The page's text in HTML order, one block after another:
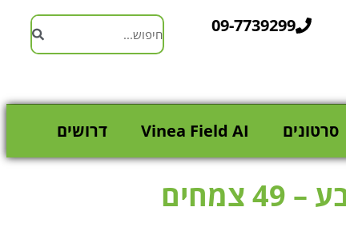
09-7739299
סרטונים Vinea Field AI דרושים
קיר ירוק בד מטר מרובע – 49 צמחים